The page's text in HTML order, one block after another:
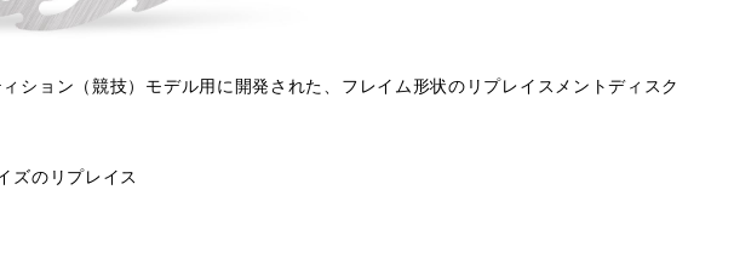
ション（競技）モデル用に開発された、フレイム形状のリプレイスメントディスク
ズのリプレイス